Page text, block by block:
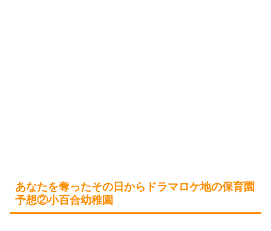
あなたを奪ったその日からドラマロケ地の保育園
予想②小百合幼稚園